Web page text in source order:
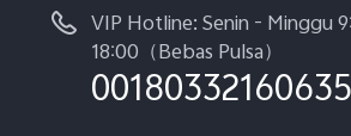
VIP Hotline: Senin - Minggu
18:00（Bebas Pulsa）
00180332160635